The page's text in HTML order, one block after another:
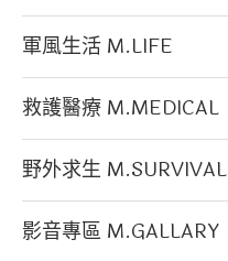
軍風生活 M.LIFE
救護醫療 M.MEDICAL
野外求生 M.SURVIVAL
影音專區 M.GALLARY